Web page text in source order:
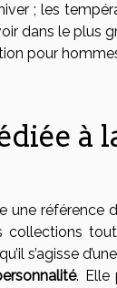
; les
dans le plus
pour
à
une référence
collections
s’agisse
. Elle